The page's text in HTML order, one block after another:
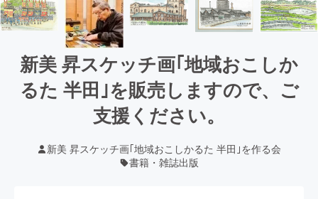
新美 昇スケッチ画｢地域おこしか
るた 半田｣を販売しますので、ご
支援ください。
新美 昇スケッチ画｢地域おこしかるた 半田｣を作る会
書籍・雑誌出版